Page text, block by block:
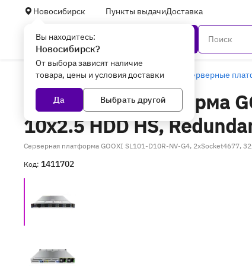
Новосибирск Пункты выдачиДоставка
Вы находитесь:
Новосибирск?
От выбора зависят наличие
товара, цены и условия доставки
Да Выбрать другой
Главная Серверное оборудование Серверные
Серверная платформа
10x2.5 HDD HS,
Серверная платформа GOOXI SL101-D10R-NV-G4, 2xSocket4677,
Код: 1411702